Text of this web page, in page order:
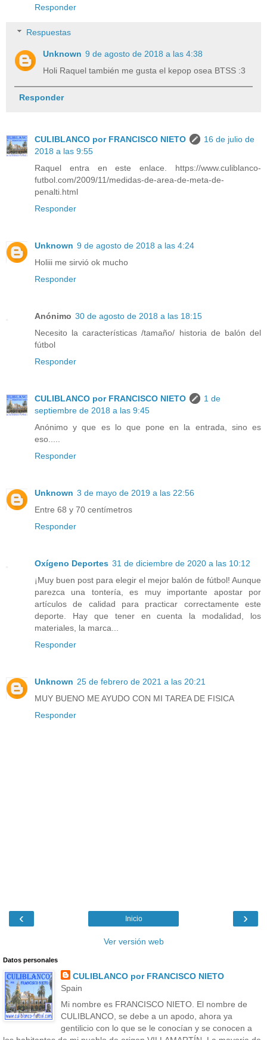
Responder
Respuestas
Unknown 9 de agosto de 2018 a las 4:38
Holi Raquel también me gusta el kepop osea BTSS :3
Responder
CULIBLANCO por FRANCISCO NIETO
16 de julio de
2018 a las 9:55
Raquel entra en este enlace. https://www.culiblanco-
futbol.com/2009/11/medidas-de-area-de-meta-de-
penalti.html
Responder
Unknown 9 de agosto de 2018 a las 4:24
Holiii me sirvió ok mucho
Responder
Anónimo 30 de agosto de 2018 a las 18:15
Necesito la características /tamaño/ historia de balón del
fútbol
Responder
CULIBLANCO por FRANCISCO NIETO
1 de
septiembre de 2018 a las 9:45
Anónimo y que es lo que pone en la entrada, sino es
eso.....
Responder
Unknown 3 de mayo de 2019 a las 22:56
Entre 68 y 70 centímetros
Responder
Oxígeno Deportes 31 de diciembre de 2020 a las 10:12
¡Muy buen post para elegir el mejor balón de fútbol! Aunque
parezca una tontería, es muy importante apostar por
artículos de calidad para practicar correctamente este
deporte. Hay que tener en cuenta la modalidad, los
materiales, la marca...
Responder
Unknown 25 de febrero de 2021 a las 20:21
MUY BUENO ME AYUDO CON MI TAREA DE FISICA
Responder
‹ ›
Inicio
Ver versión web
Datos personales
CULIBLANCO por FRANCISCO NIETO
Spain
Mi nombre es FRANCISCO NIETO. El nombre de
CULIBLANCO, se debe a un apodo, ahora ya
gentilicio con lo que se le conocían y se conocen a